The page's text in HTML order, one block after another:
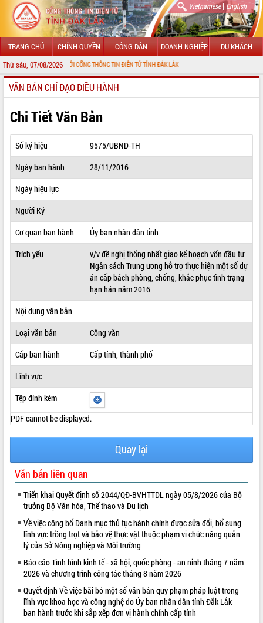
Vietnamese| English
TRANG CHỦ CHÍNH QUYỀN CÔNG DÂN DOANH NGHIỆP DU KHÁCH
Thứ sáu, 07/08/2026
MỪNG ĐẾN VỚI CỔNG THÔNG TIN ĐIỆN TỬ TỈNH ĐẮK LẮK
GIỚI THIỆU
LÃNH ĐẠO UBND TỈNH
TIN TỨC SỰ KIỆN
SỞ, BAN, NGÀNH
THÔNG TIN CHỈ ĐẠO ĐIỀU HÀNH
HỆ THỐNG VĂN BẢN
VĂN BẢN HĐND TỈNH
QUY HOẠCH - KẾ HOẠCH
VIDEO
Loading the player...
và tặng quà người dân xã Cư Pui
Hội nghị UBND tỉnh Đắk Lắk thường kỳ
VĂN BẢN CHỈ ĐẠO ĐIỀU HÀNH
Chi Tiết Văn Bản
Số ký hiệu
9575/UBND-TH
Ngày ban hành
28/11/2016
Ngày hiệu lực
Người Ký
Cơ quan ban hành
Ủy ban nhân dân tỉnh
Trích yếu
v/v đề nghị thống nhất giao kế hoạch vốn đầu tư
Ngân sách Trung ương hỗ trợ thực hiện một số dự
án cấp bách phòng, chống, khắc phục tình trạng
hạn hán năm 2016
Nội dung văn bản
Loại văn bản
Công văn
Cấp ban hành
Cấp tỉnh, thành phố
Lĩnh vực
Tệp đính kèm
PDF cannot be displayed.
Quay lại
Văn bản liên quan
Triển khai Quyết định số 2044/QĐ-BVHTTDL ngày 05/8/2026 của Bộ
trưởng Bộ Văn hóa, Thể thao và Du lịch
Về việc công bố Danh mục thủ tục hành chính được sửa đổi, bổ sung
lĩnh vực trồng trọt và bảo vệ thực vật thuộc phạm vi chức năng quản
lý của Sở Nông nghiệp và Môi trường
Báo cáo Tình hình kinh tế - xã hội, quốc phòng - an ninh tháng 7 năm
2026 và chương trình công tác tháng 8 năm 2026
Quyết định Về việc bãi bỏ một số văn bản quy phạm pháp luật trong
lĩnh vực khoa học và công nghệ do Ủy ban nhân dân tỉnh Đắk Lắk
ban hành trước khi sắp xếp đơn vị hành chính cấp tỉnh